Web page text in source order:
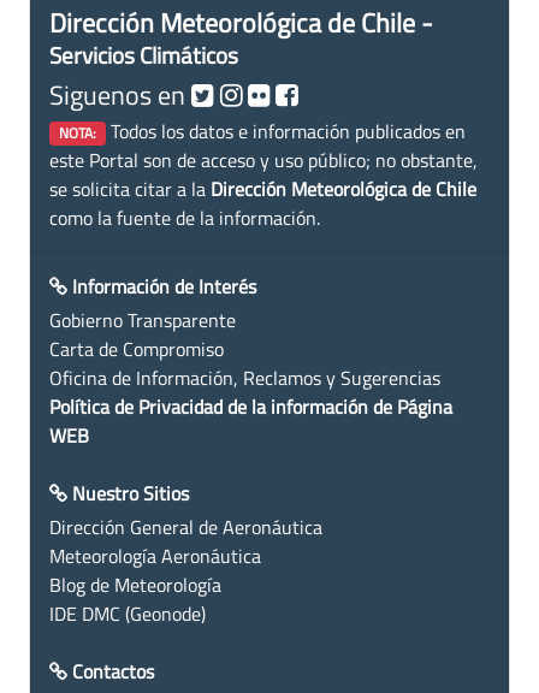
Dirección Meteorológica de Chile -
Servicios Climáticos
Siguenos en
NOTA: Todos los datos e información publicados en
este Portal son de acceso y uso público; no obstante,
se solicita citar a la Dirección Meteorológica de Chile
como la fuente de la información.
Información de Interés
Gobierno Transparente
Carta de Compromiso
Oficina de Información, Reclamos y Sugerencias
Política de Privacidad de la información de Página
WEB
Nuestro Sitios
Dirección General de Aeronáutica
Meteorología Aeronáutica
Blog de Meteorología
IDE DMC (Geonode)
Contactos